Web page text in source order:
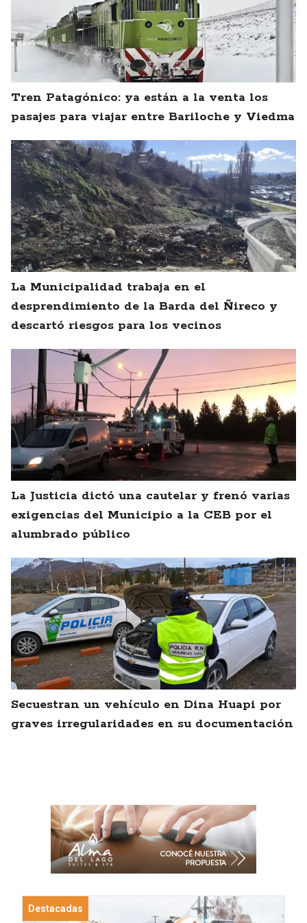
Tren Patagónico: ya están a la venta los
pasajes para viajar entre Bariloche y Viedma
La Municipalidad trabaja en el
desprendimiento de la Barda del Ñireco y
descartó riesgos para los vecinos
La Justicia dictó una cautelar y frenó varias
exigencias del Municipio a la CEB por el
alumbrado público
Secuestran un vehículo en Dina Huapi por
graves irregularidades en su documentación
Destacadas